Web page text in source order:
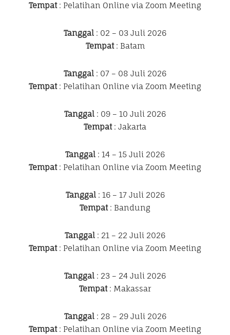
Tempat: Pelatihan Online via Zoom Meeting
Tanggal : 02 – 03 Juli 2026
Tempat: Batam
Tanggal : 07 – 08 Juli 2026
Tempat: Pelatihan Online via Zoom Meeting
Tanggal : 09 – 10 Juli 2026
Tempat: Jakarta
Tanggal : 14 – 15 Juli 2026
Tempat: Pelatihan Online via Zoom Meeting
Tanggal: 16 – 17 Juli 2026
Tempat: Bandung
Tanggal : 21 – 22 Juli 2026
Tempat: Pelatihan Online via Zoom Meeting
Tanggal : 23 – 24 Juli 2026
Tempat: Makassar
Tanggal: 28 – 29 Juli 2026
Tempat: Pelatihan Online via Zoom Meeting